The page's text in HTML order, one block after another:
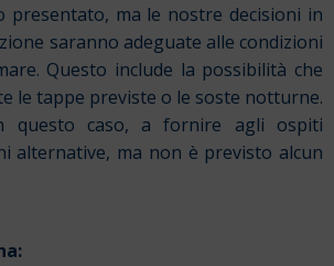
presentato, ma le nostre decisioni in
saranno adeguate alle condizioni
Questo include la possibilità che
le tappe previste o le soste notturne.
questo caso, a fornire agli ospiti
alternative, ma non è previsto alcun